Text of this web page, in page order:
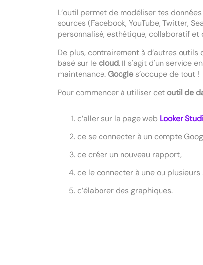
L’outil permet de modéliser tes
sources (Facebook, YouTube, Twitter,
personnalisé, esthétique, collaboratif
De plus, contrairement à d’autres outils
basé sur le cloud. Il s'agit d'un service
maintenance. Google s’occupe de tout !
Pour commencer à utiliser cet outil de
d’aller sur la page web Looker
de se connecter à un compte
de créer un nouveau rapport,
de le connecter à une ou plusieurs
d’élaborer des graphiques.